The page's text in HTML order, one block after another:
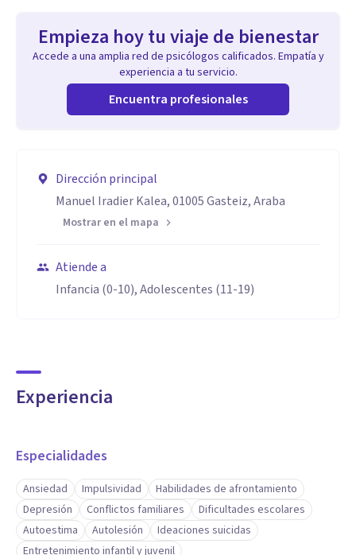
Empieza hoy tu viaje de bienestar
Accede a una amplia red de psicólogos calificados. Empatía y
experiencia a tu servicio.
Encuentra profesionales
Dirección principal
Manuel Iradier Kalea, 01005 Gasteiz, Araba
Mostrar en el mapa
Atiende a
Infancia (0-10), Adolescentes (11-19)
Experiencia
Especialidades
Ansiedad Impulsividad
Habilidades de afrontamiento
Depresión
Conflictos familiares
Dificultades escolares
Autoestima
Autolesión
Ideaciones suicidas
Entretenimiento infantil y juvenil